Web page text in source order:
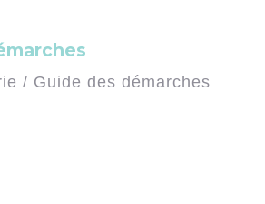
/ Guide des démarches